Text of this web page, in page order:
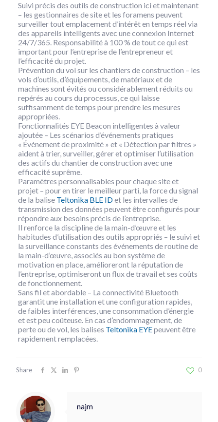
Suivi précis des outils de construction ici et maintenant
– les gestionnaires de site et les foramens peuvent
surveiller tout emplacement d’intérêt en temps réel via
des appareils intelligents avec une connexion Internet
24/7/365. Responsabilité à 100 % de tout ce qui est
important pour l’entreprise de l’entrepreneur et
l’efficacité du projet.
Prévention du vol sur les chantiers de construction – les
vols d’outils, d’équipements, de matériaux et de
machines sont évités ou considérablement réduits ou
repérés au cours du processus, ce qui laisse
suffisamment de temps pour prendre les mesures
appropriées.
Fonctionnalités EYE Beacon intelligentes à valeur
ajoutée – Les scénarios d’événements pratiques
« Événement de proximité » et « Détection par filtres »
aident à trier, surveiller, gérer et optimiser l’utilisation
des actifs du chantier de construction avec une
efficacité suprême.
Paramètres personnalisables pour chaque site et
projet – pour en tirer le meilleur parti, la force du signal
de la balise Teltonika BLE IDet les intervalles de
transmission des données peuvent être configurés pour
répondre aux besoins précis de l’entreprise.
Il renforce la discipline de la main-d’œuvre et les
habitudes d’utilisation des outils appropriés – le suivi et
la surveillance constants des événements de routine de
la main-d’œuvre, associés au bon système de
motivation en place, amélioreront la réputation de
l’entreprise, optimiseront un flux de travail et ses coûts
de fonctionnement.
Sans fil et abordable – La connectivité Bluetooth
garantit une installation et une configuration rapides,
de faibles interférences, une consommation d’énergie
et est peu coûteuse. En cas d’endommagement, de
perte ou de vol, les balises Teltonika EYEpeuvent être
rapidement remplacées.
Share 0
najm